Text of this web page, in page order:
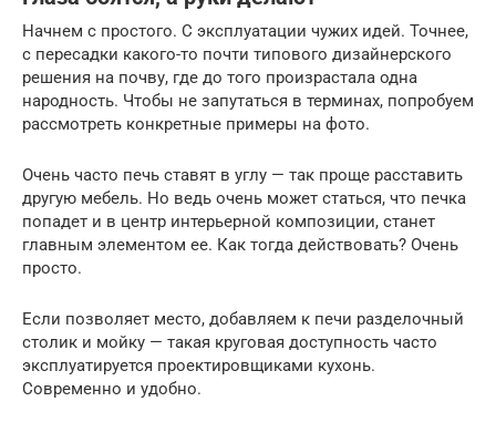
Начнем с простого. С эксплуатации чужих идей. Точнее,
с пересадки какого-то почти типового дизайнерского
решения на почву, где до того произрастала одна
народность. Чтобы не запутаться в терминах, попробуем
рассмотреть конкретные примеры на фото.
Очень часто печь ставят в углу — так проще расставить
другую мебель. Но ведь очень может статься, что печка
попадет и в центр интерьерной композиции, станет
главным элементом ее. Как тогда действовать? Очень
просто.
Если позволяет место, добавляем к печи разделочный
столик и мойку — такая круговая доступность часто
эксплуатируется проектировщиками кухонь.
Современно и удобно.